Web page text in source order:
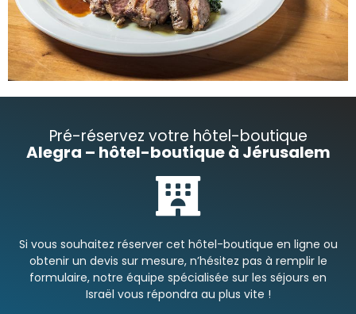
Pré-réservez votre hôtel-boutique
Alegra – hôtel-boutique à Jérusalem
Si vous souhaitez réserver cet hôtel-boutique en ligne ou
obtenir un devis sur mesure, n’hésitez pas à remplir le
formulaire, notre équipe spécialisée sur les séjours en
Israël vous répondra au plus vite !